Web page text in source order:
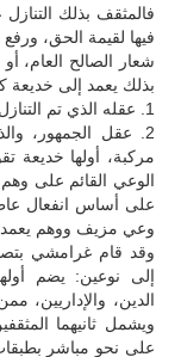
فالمثقف بذلك
فيها لقيمة الحق،
شعار الصالح العام،
بذلك يعمد إلى
1. عقله الذي تم التنازل عنه لصالح منفعته المادية.
2. عقل الجمهور،
مركبة، أولها خديعة
الوعي القائم على
على أساس انفعال
وعي مزيف ووهم يعمد
وقد قام غرامشي
إلى نوعين: يضم
الدين، والإداريين،
ويشمل ثانيهما
على نحو مباشر